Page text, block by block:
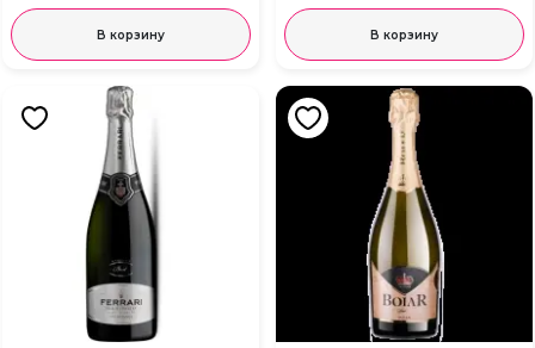
В корзину В корзину